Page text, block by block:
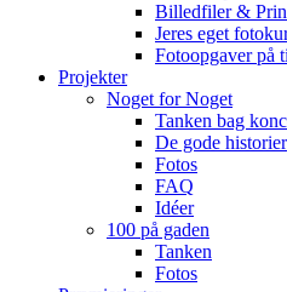
Billedfiler &
Jeres eget
Fotoopgaver på
Projekter
Noget for Noget
Tanken bag
De gode historier
Fotos
FAQ
Idéer
100 på gaden
Tanken
Fotos